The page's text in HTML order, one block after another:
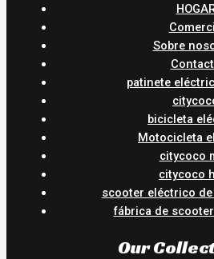
Sobre
patinete
bicicleta
Motocicleta
citycoco
citycoco
scooter eléctrico
fábrica de
Our